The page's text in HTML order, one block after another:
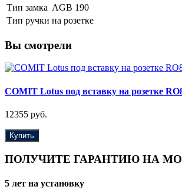
Тип замка AGB 190
Тип ручки на розетке
Вы смотрели
COMIT Lotus под вставку на розетке
12355 руб.
Купить
ПОЛУЧИТЕ ГАРАНТИЮ НА
5 лет на установку